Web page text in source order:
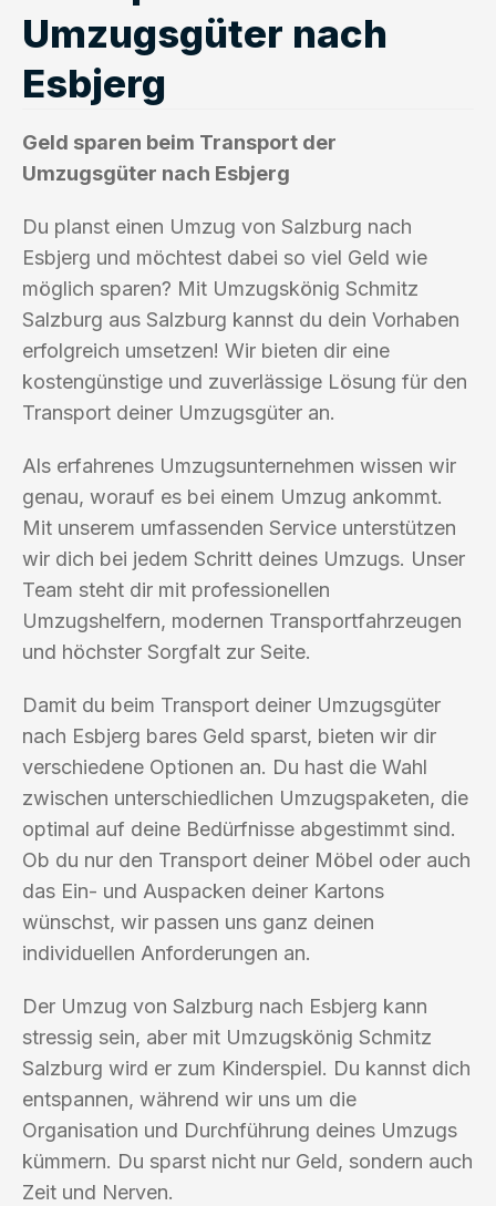
Umzugsgüter nach
Esbjerg
Geld sparen beim Transport der
Umzugsgüter nach Esbjerg
Du planst einen Umzug von Salzburg nach
Esbjerg und möchtest dabei so viel Geld wie
möglich sparen? Mit Umzugskönig Schmitz
Salzburg aus Salzburg kannst du dein Vorhaben
erfolgreich umsetzen! Wir bieten dir eine
kostengünstige und zuverlässige Lösung für den
Transport deiner Umzugsgüter an.
Als erfahrenes Umzugsunternehmen wissen wir
genau, worauf es bei einem Umzug ankommt.
Mit unserem umfassenden Service unterstützen
wir dich bei jedem Schritt deines Umzugs. Unser
Team steht dir mit professionellen
Umzugshelfern, modernen Transportfahrzeugen
und höchster Sorgfalt zur Seite.
Damit du beim Transport deiner Umzugsgüter
nach Esbjerg bares Geld sparst, bieten wir dir
verschiedene Optionen an. Du hast die Wahl
zwischen unterschiedlichen Umzugspaketen, die
optimal auf deine Bedürfnisse abgestimmt sind.
Ob du nur den Transport deiner Möbel oder auch
das Ein- und Auspacken deiner Kartons
wünschst, wir passen uns ganz deinen
individuellen Anforderungen an.
Der Umzug von Salzburg nach Esbjerg kann
stressig sein, aber mit Umzugskönig Schmitz
Salzburg wird er zum Kinderspiel. Du kannst dich
entspannen, während wir uns um die
Organisation und Durchführung deines Umzugs
kümmern. Du sparst nicht nur Geld, sondern auch
Zeit und Nerven.